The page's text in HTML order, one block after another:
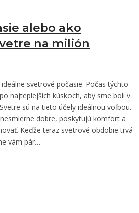
alebo ako
na milión
svetrové počasie. Počas týchto
najteplejších kúskoch, aby sme boli v
sú na tieto účely ideálnou voľbou.
dobre, poskytujú komfort a
Keďže teraz svetrové obdobie trvá
vám pár…